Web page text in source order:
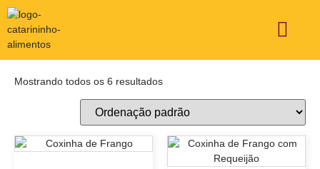
Mostrando todos os 6 resultados